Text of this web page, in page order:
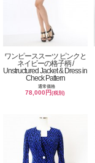
ワンピーススーツ ピンクと
ネイビーの格子柄 /
Unstructured Jacket & Dress in
Check Pattern
通常価格
78,000円(税別)